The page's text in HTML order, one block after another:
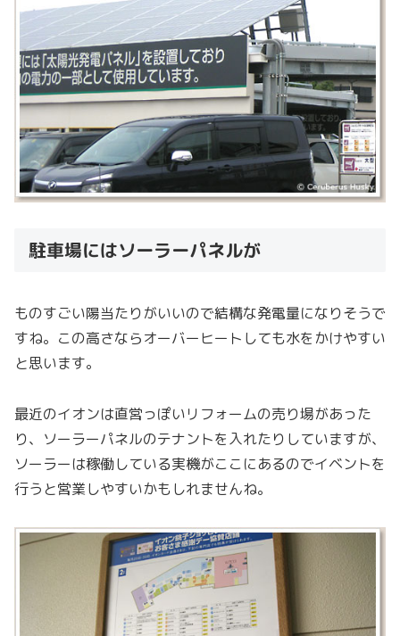
駐車場にはソーラーパネルが
ものすごい陽当たりがいいので結構な発電量になりそうで
すね。この高さならオーバーヒートしても水をかけやすい
と思います。
最近のイオンは直営っぽいリフォームの売り場があった
り、ソーラーパネルのテナントを入れたりしていますが、
ソーラーは稼働している実機がここにあるのでイベントを
行うと営業しやすいかもしれませんね。